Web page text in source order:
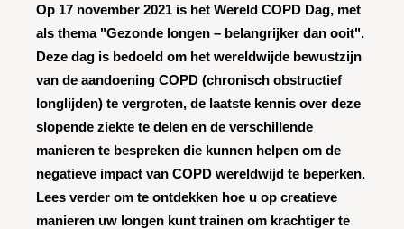
Op 17 november 2021 is het Wereld COPD Dag, met
als thema "Gezonde longen – belangrijker dan ooit".
Deze dag is bedoeld om het wereldwijde bewustzijn
van de aandoening COPD (chronisch obstructief
longlijden) te vergroten, de laatste kennis over deze
slopende ziekte te delen en de verschillende
manieren te bespreken die kunnen helpen om de
negatieve impact van COPD wereldwijd te beperken.
Lees verder om te ontdekken hoe u op creatieve
manieren uw longen kunt trainen om krachtiger te